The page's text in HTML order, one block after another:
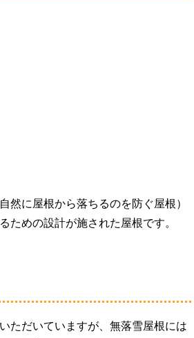
然に屋根から落ちるのを防ぐ屋根）
ための設計が施された屋根です。
ただいていますが、無落雪屋根には